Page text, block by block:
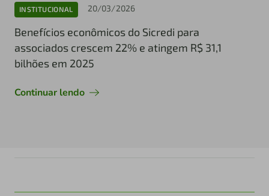
INSTITUCIONAL 20/03/2026
Benefícios econômicos do Sicredi para
associados crescem 22% e atingem R$ 31,1
bilhões em 2025
Continuar lendo